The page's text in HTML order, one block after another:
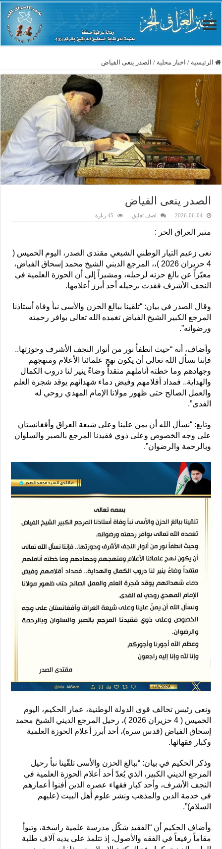
الرئيسية / اخبار محلية / الصدر ينعى الفياض
الصدر ينعى الفياض
2026-06-04 اضف تعليق 45 زيارة
منبر العراق الحر :
نعى زعيم التيار الوطني الشيعي مقتدى الصدر، اليوم الخميس (
4 حزيران 2026 )،، المرجع الديني الشيخ محمد إسحاق الفياض،
معبّراً عن بالغ حزنه لرحيله، ومشيراً إلى أن الحوزة العلمية في
النجف الأشرف فقدت برحيله أحد أبرز أعلامها.
وقال الصدر في بيان: “تلقينا ببالغ الحزن والأسى نبأ وفاة أستاذنا
المرجع الكبير الشيخ الفياض تغمده الله تعالى بوافر رحمته
ورضوانه”.
وأضاف، أنه “حيث انطفأ نور من أنوار النجف الأشرف وحوزتها..
فإننا نسأل الله تعالى أن يكون نهج علمائنا الأعلام ومنهجهم
وجهادهم وما خطته أناملهم متقداً وضاءً ينير لنا دروب الكمال
والهداية.. فمداد أقلامهم وفيض دماء شهدائهم يوقد شجرة العلم
والعمل الصالح حتى ظهور مولانا الإمام المهدي روحي له
الفدى”.
وتابع: “نسأل الله أن يمن علينا وعلى شيعة العراق وأفغانستان
على وجه الخصوص وعلى ذوي فقيدنا المرجع بالصبر والسلوان
وبالرحمة والرضوان”.
ونعى رئيس تحالف قوى الدولة الوطنية، عمار الحكيم، اليوم
الخميس ( 4 حزيران 2026 )، رحيل المرجع الديني الشيخ محمد
إسحاق الفياض (قدس سره)، أحد أبرز أعلام الحوزة العلمية
وكبار فقهائها.
وذكر الحكيم في بيان: “ببالغ الحزن والأسى تلقّينا نبأ رحيل
المرجع الديني الكبير، الذي يُعدّ أحد أعلام الحوزة العلمية في
النجف الأشرف، وأحد كبار فقهاء عصره الذين أفنوا أعمارهم
في خدمة الدين والمذهب ونشر علوم أهل البيت (عليهم
السلام)”.
وأضاف الحكيم أن “الفقيد شكّل مدرسة علمية راسخة، وتبوأ
مقاماً رفيعاً في الفقه والأصول، إذ تتلمذ على يديه آلاف طلبة